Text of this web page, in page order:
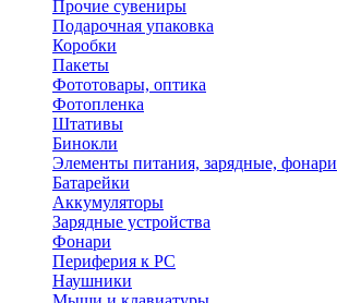
Прочие сувениры
Подарочная упаковка
Коробки
Пакеты
Фототовары, оптика
Фотопленка
Штативы
Бинокли
Элементы питания, зарядные, фонари
Батарейки
Аккумуляторы
Зарядные устройства
Фонари
Периферия к PC
Наушники